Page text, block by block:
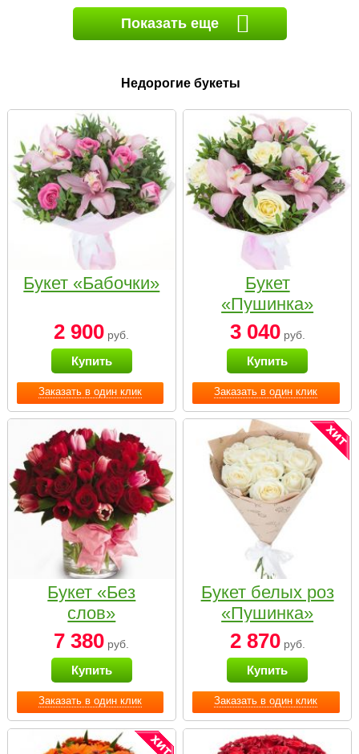
Показать еще
Недорогие букеты
Заказать в один клик
Букет «Бабочки»
2 900 руб.
Купить
Заказать в один клик
Букет
«Пушинка»
3 040руб.
Купить
Заказать в один клик
Букет «Без
слов»
7 380 руб.
Купить
Заказать в один клик
Букет белых роз
«Пушинка»
2 870руб.
Купить